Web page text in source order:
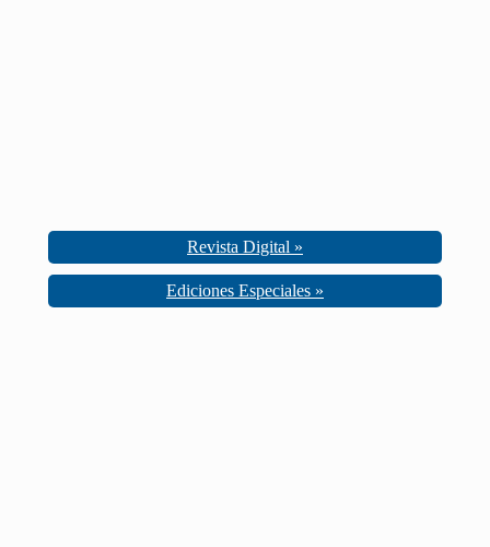
Revista Digital »
Ediciones Especiales »